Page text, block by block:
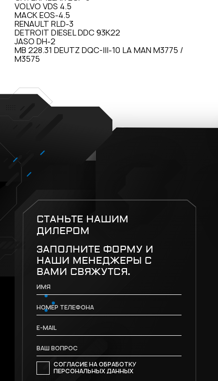
VOLVO VDS 4.5
MACK EOS-4.5
RENAULT RLD-3
DETROIT DIESEL DDC 93K22
JASO DH-2
MB 228.31 DEUTZ DQC-III-10 LA MAN M3775 /
M3575
СТАНЬТЕ НАШИМ
ДИЛЕРОМ
ЗАПОЛНИТЕ ФОРМУ И
НАШИ МЕНЕДЖЕРЫ С
ВАМИ СВЯЖУТСЯ.
СОГЛАСИЕ НА ОБРАБОТКУ
ПЕРСОНАЛЬНЫХ ДАННЫХ